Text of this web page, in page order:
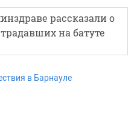
рассказали о
на батуте
в Барнауле